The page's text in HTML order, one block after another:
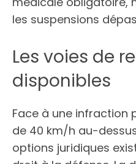
les suspensions
Les voies de
disponibles
Face à une infraction
de 40 km/h au-
options juridiques